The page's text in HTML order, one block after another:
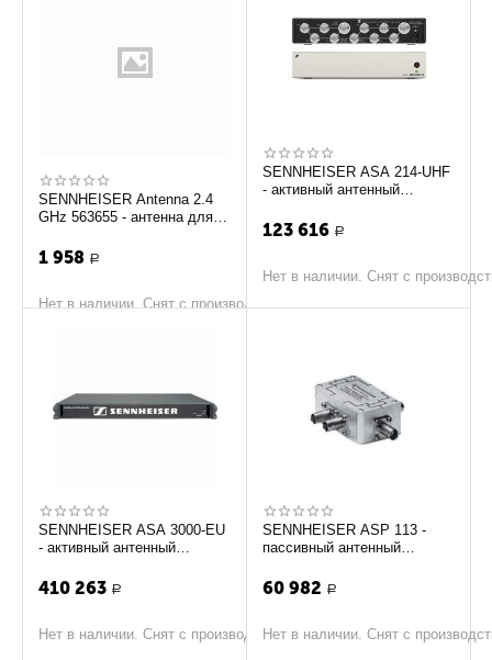
SENNHEISER Antenna 2.4
GHz 563655 - антенна для
диапазоне EW...
1 958 Р
Нет в наличии. Снят с производства
SENNHEISER ASA 214-UHF
- активный антенный
123 616 Р
Нет в наличии. Снят с
SENNHEISER ASA 3000-EU
- активный антенный
410 263 Р
Нет в наличии. Снят с производства
SENNHEISER ASP 113 -
пассивный антенный
60 982 Р
Нет в наличии. Снят с